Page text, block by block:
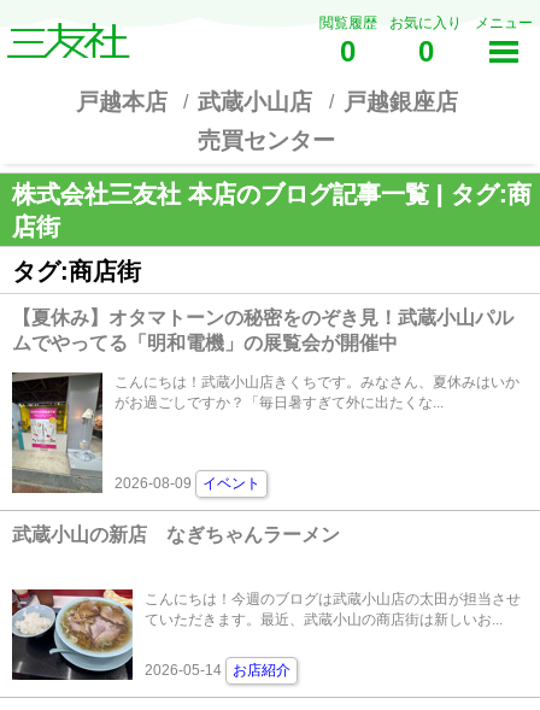
閲覧履歴
0
お気に入り
0
メニュー
戸越本店 武蔵小山店
戸越銀座店
売買センター
株式会社三友社 本店のブログ記事一覧 | タグ:商
店街
タグ:商店街
【夏休み】オタマトーンの秘密をのぞき見！武蔵小山パル
ムでやってる「明和電機」の展覧会が開催中
こんにちは！武蔵小山店きくちです。みなさん、夏休みはいか
がお過ごしですか？「毎日暑すぎて外に出たくな...
2026-08-09 イベント
武蔵小山の新店 なぎちゃんラーメン
こんにちは！今週のブログは武蔵小山店の太田が担当させ
ていただきます。最近、武蔵小山の商店街は新しいお...
2026-05-14 お店紹介